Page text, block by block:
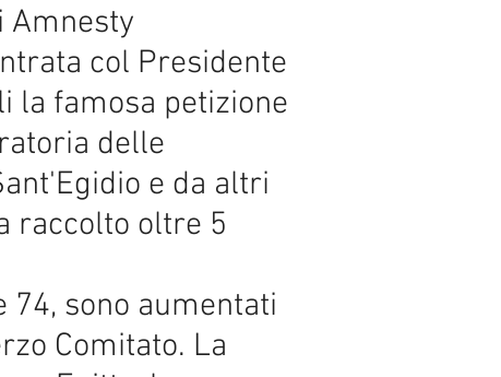
Amnesty
col Presidente
la famosa petizione
delle
e da altri
raccolto oltre 5
sono aumentati
Comitato. La